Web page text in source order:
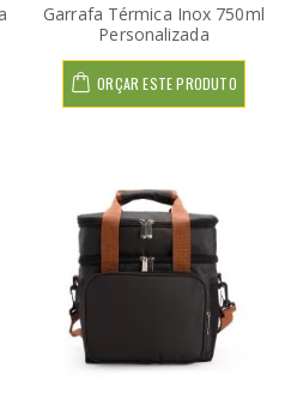
Garrafa Térmica Inox 750ml
Personalizada
ORÇAR ESTE PRODUTO